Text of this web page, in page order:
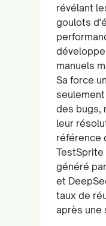
révélant
goulots
manuels
Sa force
des bugs,
leur
référence
généré
et
taux de
après une